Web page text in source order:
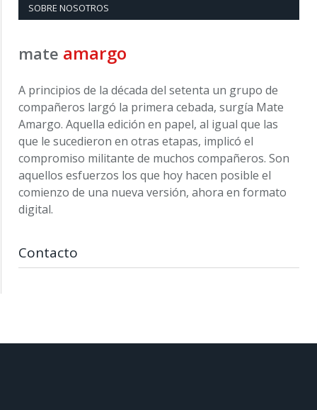
SOBRE NOSOTROS
mate amargo
A principios de la década del setenta un grupo de
compañeros largó la primera cebada, surgía Mate
Amargo. Aquella edición en papel, al igual que las
que le sucedieron en otras etapas, implicó el
compromiso militante de muchos compañeros. Son
aquellos esfuerzos los que hoy hacen posible el
comienzo de una nueva versión, ahora en formato
digital.
Contacto